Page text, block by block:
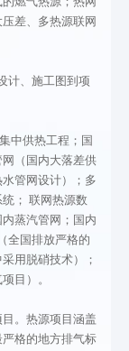
05
讯中
心
闻中心
06
联系我
联系我们
差、多热源联网
计、施工图到项
中供热工程；国
（国内大落差供
管网设计）；多
； 联网热源数
蒸汽管网；国内
全国排放严格的
用脱硝技术）；
目）。
。热源项目涵盖
格的地方排气标